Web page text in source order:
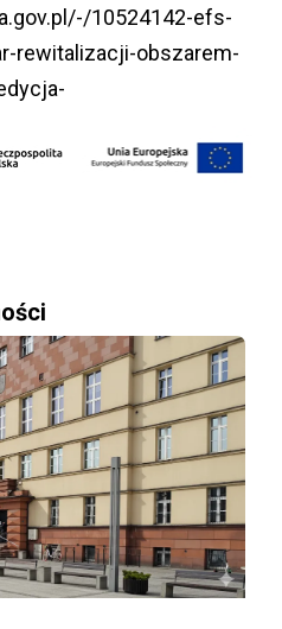
10524142-efs-
rewitalizacji-obszarem-